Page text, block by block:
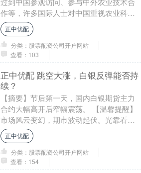
作等，许多国际人士对中国重视农业科技
研发投入应用、因地制宜发展农业新质生
产力取得的成效印....
正中优配
分类：股票配资公司开户网站
查看：103
正中优配 跳空大涨，白银反弹能否持
续？
【摘要】节后第一天，国内白银期货主力
合约大幅高开后窄幅震荡。 【温馨提醒】
市场风云变幻，期市波动起伏。光靠看盘
可不够！加入我们的专属社群，专业分析
师实时直播、金....
正中优配
分类：股票配资公司开户网站
查看：154